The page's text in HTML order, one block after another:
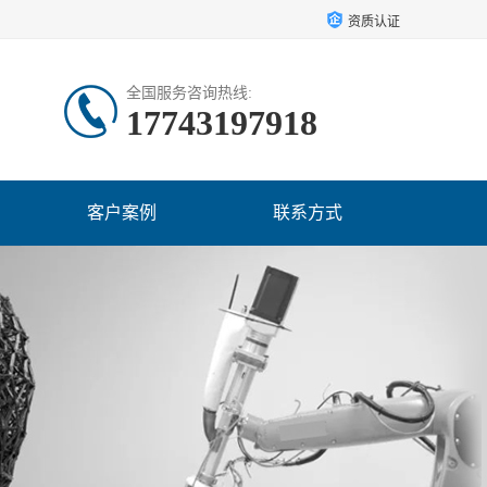
资质认证
全国服务咨询热线:
17743197918
客户案例 联系方式